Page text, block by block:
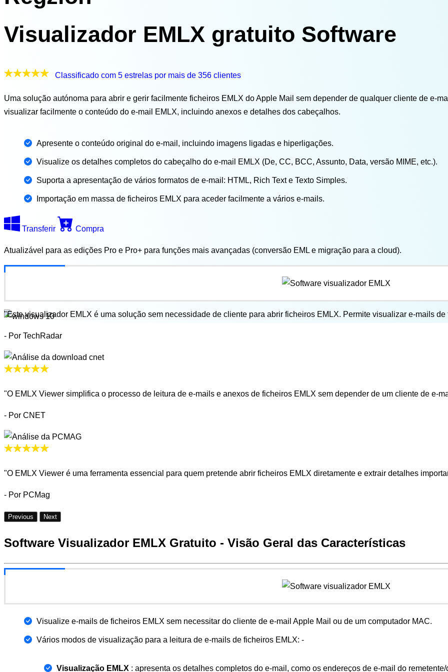
Visualizador EMLX gratuito Software
Classificado com 5 estrelas por mais de 356 clientes
Uma solução autónoma para abrir e gerir facilmente ficheiros EMLX do Apple Mail sem depender de qualquer cliente de e-
visualizar facilmente o conteúdo do e-mail EMLX, incluindo anexos e detalhes dos cabeçalhos.
Apresente o conteúdo original do e-mail, incluindo imagens ligadas e hiperligações.
Visualize os detalhes completos do cabeçalho do e-mail EMLX (De, CC, BCC, Assunto, Data, versão MIME, etc.).
Suporta a apresentação de vários formatos de e-mail: HTML, Rich Text e Texto Simples.
Importação em massa de ficheiros EMLX para aceder facilmente a vários e-mails.
Transferir Compra
Atualizável para as edições Pro e Pro+ para funções mais avançadas (conversão EML e migração para a cloud).
"Este visualizador EMLX é uma solução sem necessidade de cliente para abrir ficheiros EMLX. Permite visualizar e-mails
- Por TechRadar
"O EMLX Viewer simplifica o processo de leitura de e-mails e anexos de ficheiros EMLX sem depender de um cliente de e-
- Por CNET
"O EMLX Viewer é uma ferramenta essencial para quem pretende abrir ficheiros EMLX diretamente e extrair detalhes
- Por PCMag
Previous Next
Software Visualizador EMLX Gratuito - Visão Geral das Características
Visualize e-mails de ficheiros EMLX sem necessitar do cliente de e-mail Apple Mail ou de um computador MAC.
Vários modos de visualização para a leitura de e-mails de ficheiros EMLX: -
Visualização EMLX : apresenta os detalhes completos do e-mail, como os endereços de e-mail do